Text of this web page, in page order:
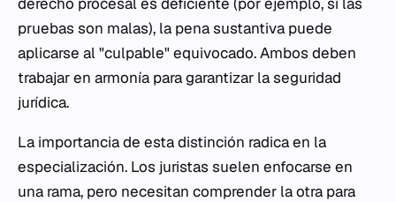
pruebas son malas), la pena sustantiva puede
aplicarse al "culpable" equivocado. Ambos deben
trabajar en armonía para garantizar la seguridad
jurídica.
La importancia de esta distinción radica en la
especialización. Los juristas suelen enfocarse en
una rama, pero necesitan comprender la otra para